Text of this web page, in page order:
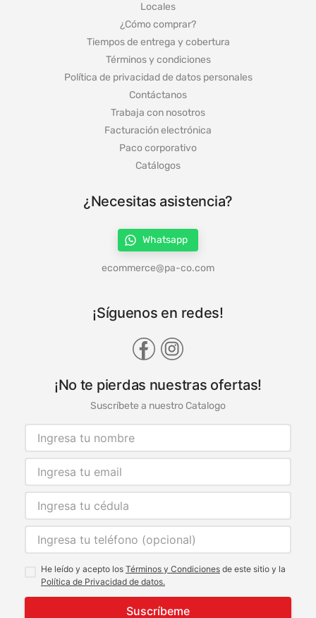
Locales
¿Cómo comprar?
Tiempos de entrega y cobertura
Términos y condiciones
Política de privacidad de datos personales
Contáctanos
Trabaja con nosotros
Facturación electrónica
Paco corporativo
Catálogos
¿Necesitas asistencia?
Whatsapp
ecommerce@pa-co.com
¡Síguenos en redes!
¡No te pierdas nuestras ofertas!
Suscríbete a nuestro Catalogo
He leído y acepto los Términos y Condiciones de este sitio y la
Política de Privacidad de datos.
Suscríbeme